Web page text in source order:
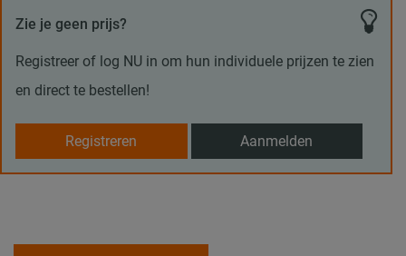
Zie je geen prijs?
Registreer of log NU in om hun individuele prijzen te zien
en direct te bestellen!
Registreren Aanmelden